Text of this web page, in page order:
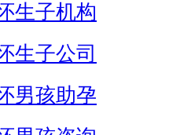
生子机构
生子公司
男孩助孕